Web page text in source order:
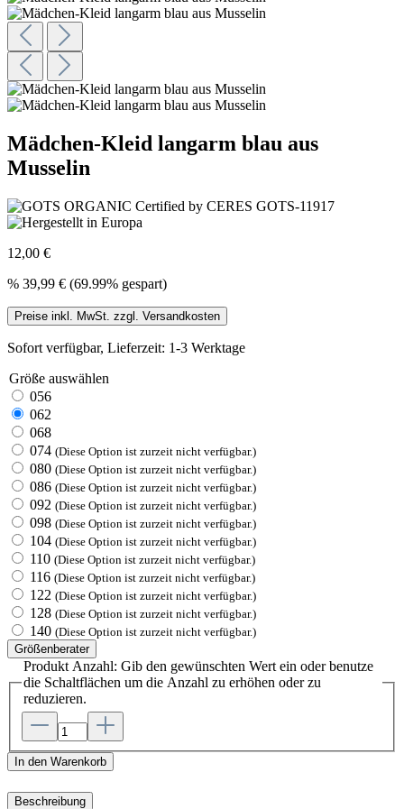
Mädchen-Kleid langarm blau aus
Musselin
12,00 €
% 39,99 € (69.99% gespart)
Preise inkl. MwSt. zzgl. Versandkosten
Sofort verfügbar, Lieferzeit: 1-3 Werktage
Größe auswählen
056
062
068
074 (Diese Option ist zurzeit nicht verfügbar.)
080 (Diese Option ist zurzeit nicht verfügbar.)
086 (Diese Option ist zurzeit nicht verfügbar.)
092 (Diese Option ist zurzeit nicht verfügbar.)
098 (Diese Option ist zurzeit nicht verfügbar.)
104 (Diese Option ist zurzeit nicht verfügbar.)
110 (Diese Option ist zurzeit nicht verfügbar.)
116 (Diese Option ist zurzeit nicht verfügbar.)
122 (Diese Option ist zurzeit nicht verfügbar.)
128 (Diese Option ist zurzeit nicht verfügbar.)
140 (Diese Option ist zurzeit nicht verfügbar.)
Größenberater
Produkt Anzahl: Gib den gewünschten Wert ein oder benutze
die Schaltflächen um die Anzahl zu erhöhen oder zu
reduzieren.
In den Warenkorb
Beschreibung